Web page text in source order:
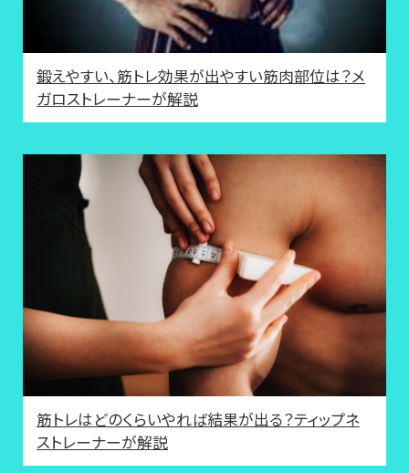
鍛えやすい、筋トレ効果が出やすい筋肉部位は？メ
ガロストレーナーが解説
筋トレはどのくらいやれば結果が出る？ティップネ
ストレーナーが解説